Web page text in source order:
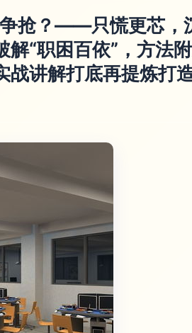
抢？——只慌更芯，
“职困百依”，方法
讲解打底再提炼打